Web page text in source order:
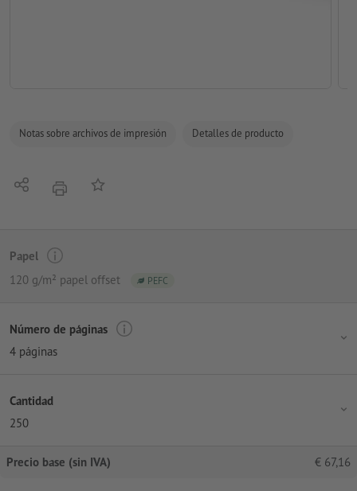
Notas sobre archivos de impresión Detalles de producto
CompartirimprimirAñadir a lista de favoritos
Papel
120 g/m² papel offset
PEFC
Número de páginas
4 páginas
Cantidad
250
Precio base (sin IVA) € 67,16